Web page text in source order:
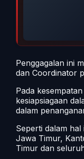
Penggagalan ini
dan Coordinator
Pada
kesiapsiagaan
dalam
Seperti dalam
Jawa Timur,
Timur dan